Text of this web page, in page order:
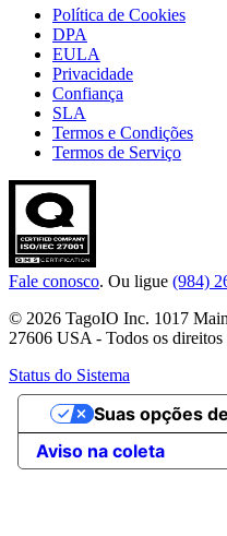
Política de Cookies
DPA
EULA
Privacidade
Confiança
SLA
Termos e Condições
Termos de Serviço
Fale conosco. Ou ligue (984)
© 2026 TagoIO Inc. 1017
27606 USA - Todos os direitos
Status do Sistema
Aviso na coleta
Suas opções